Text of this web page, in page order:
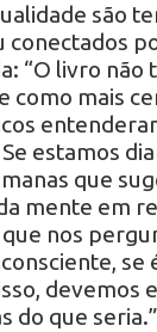
são
conectados
“O livro não
como mais
estamos
que
mente em
nos
se
devemos
do que seria.”